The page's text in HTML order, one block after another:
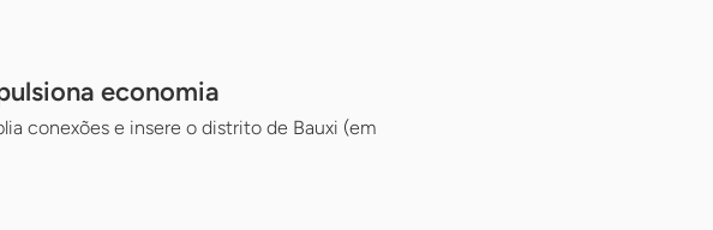
economia
conexões e insere o distrito de Bauxi (em